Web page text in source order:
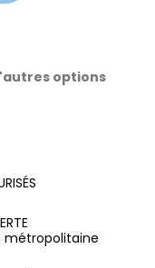
options
métropolitaine